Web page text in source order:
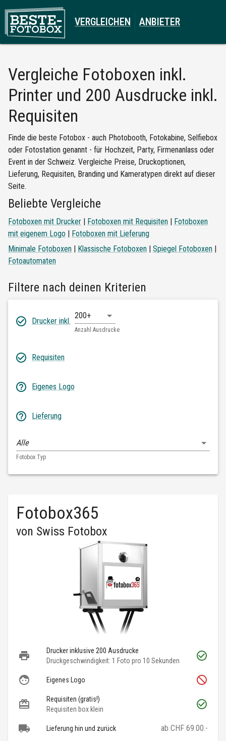
VERGLEICHEN ANBIETER
Vergleiche Fotoboxen inkl.
Printer und 200 Ausdrucke inkl.
Requisiten
Finde die beste Fotobox - auch Photobooth, Fotokabine, Selfiebox
oder Fotostation genannt - für Hochzeit, Party, Firmenanlass oder
Event in der Schweiz. Vergleiche Preise, Druckoptionen,
Lieferung, Requisiten, Branding und Kameratypen direkt auf dieser
Seite.
Beliebte Vergleiche
Fotoboxen mit Drucker Fotoboxen mit Requisiten
Fotoboxen
mit eigenem Logo
Fotoboxen mit Lieferung
Minimale Fotoboxen | Klassische Fotoboxen | Spiegel Fotoboxen |
Fotoautomaten
Filtere nach deinen Kriterien
Drucker inkl.
200+
Anzahl Ausdrucke
Requisiten
Eigenes Logo
Lieferung
Alle
Fotobox Typ
Fotobox365
von Swiss Fotobox
Drucker inklusive 200 Ausdrucke
Druckgeschwindigkeit: 1 Foto pro 10 Sekunden
Eigenes Logo
Requisiten (gratis!)
Requisiten box klein
Lieferung hin und zurück ab CHF 69.00.-